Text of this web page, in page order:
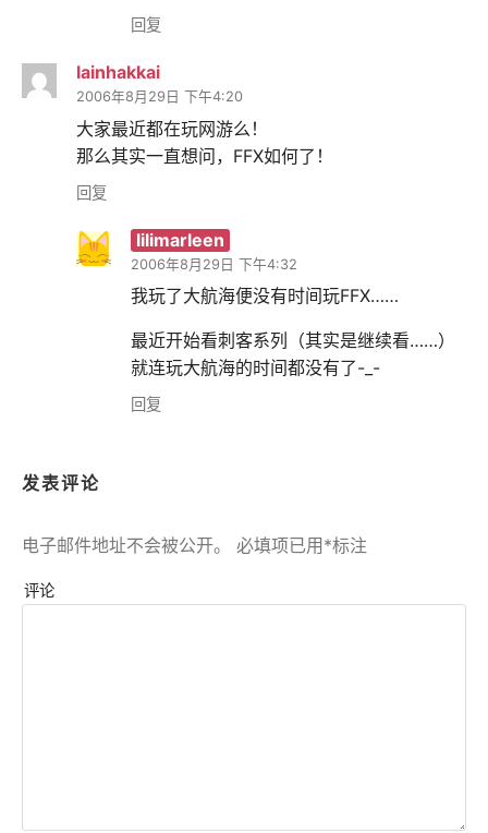
回复
lainhakkai
2006年8月29日 下午4:20
大家最近都在玩网游么！
那么其实一直想问，FFX如何了！
回复
lilimarleen
2006年8月29日 下午4:32
我玩了大航海便没有时间玩FFX……
最近开始看刺客系列（其实是继续看……）
就连玩大航海的时间都没有了-_-
回复
发表评论
电子邮件地址不会被公开。 必填项已用 *标注
评论